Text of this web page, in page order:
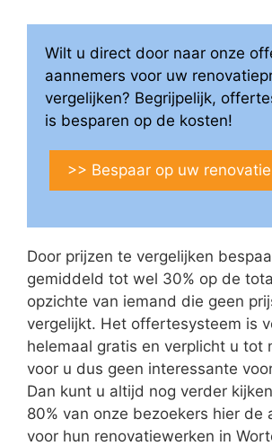
Wilt u direct door naar onze
aannemers voor uw
vergelijken? Begrijpelijk,
is besparen op de kosten!
>> Bespaar op uw
Door prijzen te vergelijken
gemiddeld tot wel 30% op de
opzichte van iemand die geen
vergelijkt. Het offertesysteem is
helemaal gratis en verplicht u tot
voor u dus geen interessante
Dan kunt u altijd nog verder
80% van onze bezoekers hier de
voor hun renovatiewerken in